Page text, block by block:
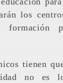
los
no es